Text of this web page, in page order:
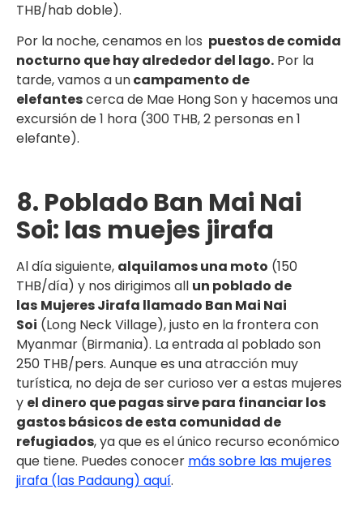
THB/hab doble).
Por la noche, cenamos en los puestos de comida
nocturno que hay alrededor del lago. Por la
tarde, vamos a uncampamento de
elefantescerca de Mae Hong Son y hacemos una
excursión de 1 hora (300 THB, 2 personas en 1
elefante).
8. Poblado Ban Mai Nai
Soi: las muejes jirafa
Al día siguiente, alquilamos una moto (150
THB/día) y nos dirigimos all un poblado de
las Mujeres Jirafa llamado Ban Mai Nai
Soi (Long Neck Village), justo en la frontera con
Myanmar (Birmania). La entrada al poblado son
250 THB/pers. Aunque es una atracción muy
turística, no deja de ser curioso ver a estas mujeres
y el dinero que pagas sirve para financiar los
gastos básicos de esta comunidad de
refugiados, ya que es el único recurso económico
que tiene. Puedes conocer más sobre las mujeres
jirafa (las Padaung) aquí.